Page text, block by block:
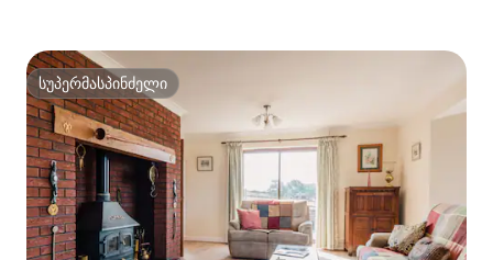
სუპერმასპინძელი
სუპერმასპინძელი